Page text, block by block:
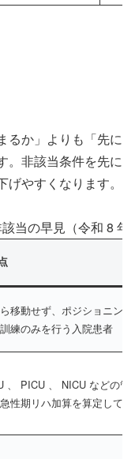
るか」よりも「先に
。非該当条件を先に
やすくなります。
当の早見（令和 8 年
移動せず、ポジショニン
練のみを行う入院患者
、 PICU 、 NICU などの管
性期リハ加算を算定して